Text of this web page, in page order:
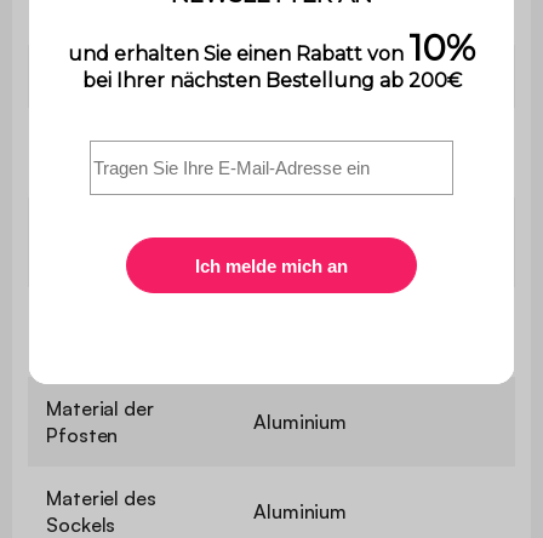
Material Aluminium
Material des
Gestells
Verzinkter Stahl
Material der
Pfosten
Aluminium
Materiel des
Sockels
Aluminium